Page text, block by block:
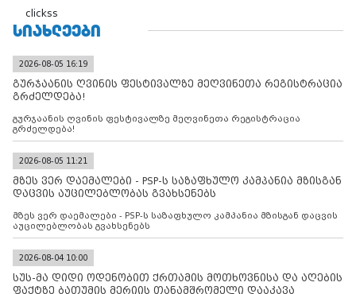
clickss
ᲡᲘᲐᲮᲚᲔᲔᲑᲘ
2026-08-05 16:19
გურჯაანის ღვინის ფესტივალზე მეღვინეთა რეგისტრაცია
გრძელდება!
გურჯაანის ღვინის ფესტივალზე მეღვინეთა რეგისტრაცია
გრძელდება!
2026-08-05 11:21
მზეს ვერ დაემალები - PSP-ს საზაფხულო კამპანია მზისგან
დაცვის აუცილებლობას გვახსენებს
მზეს ვერ დაემალები - PSP-ს საზაფხულო კამპანია მზისგან დაცვის
აუცილებლობას გვახსენებს
2026-08-04 10:00
სუს-მა დიდი ოდენობით ქრთამის მოთხოვნისა და აღების
ფაქტზე ბათუმის მერიის თანამშრომელი დააკავა